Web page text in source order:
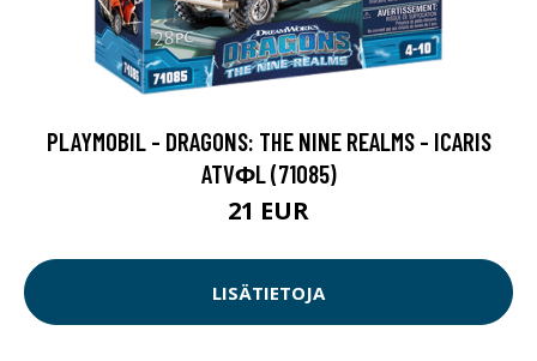
PLAYMOBIL - DRAGONS: THE NINE REALMS - ICARIS
ATVΦL (71085)
21 EUR
LISÄTIETOJA